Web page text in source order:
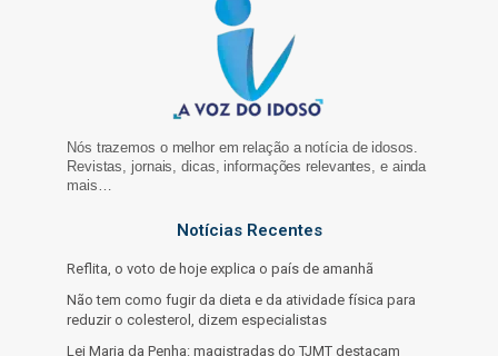
Nós trazemos o melhor em relação a notícia de idosos.
Revistas, jornais, dicas, informações relevantes, e ainda
mais…
Notícias Recentes
Reflita, o voto de hoje explica o país de amanhã
Não tem como fugir da dieta e da atividade física para
reduzir o colesterol, dizem especialistas
Lei Maria da Penha: magistradas do TJMT destacam